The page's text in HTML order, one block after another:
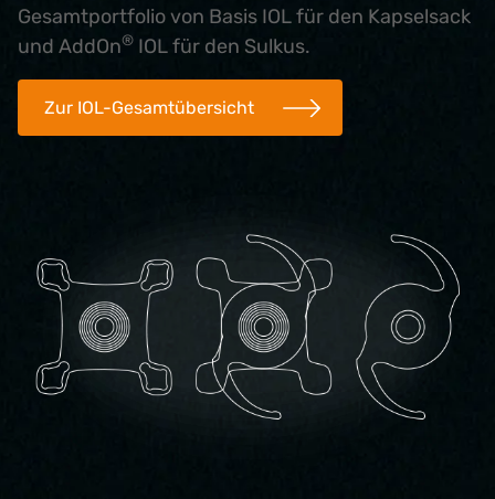
Gesamtportfolio von Basis IOL für den Kapselsack
und AddOn® IOL für den Sulkus.
Zur IOL-Gesamtübersicht